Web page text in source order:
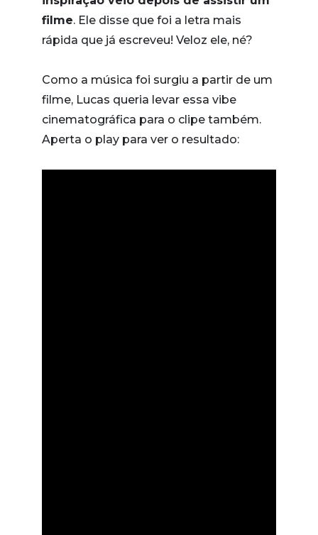
filme. Ele disse que foi a letra mais
rápida que já escreveu! Veloz ele, né?
Como a música foi surgiu a partir de um
filme, Lucas queria levar essa vibe
cinematográfica para o clipe também.
Aperta o play para ver o resultado: